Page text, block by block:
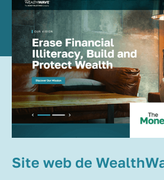
Site web de